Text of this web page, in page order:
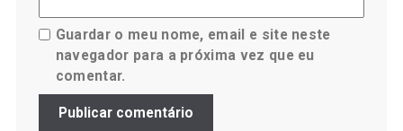
Guardar o meu nome, email e site neste
navegador para a próxima vez que eu
comentar.